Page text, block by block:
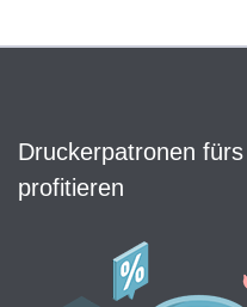
Druckerpatronen
profitieren